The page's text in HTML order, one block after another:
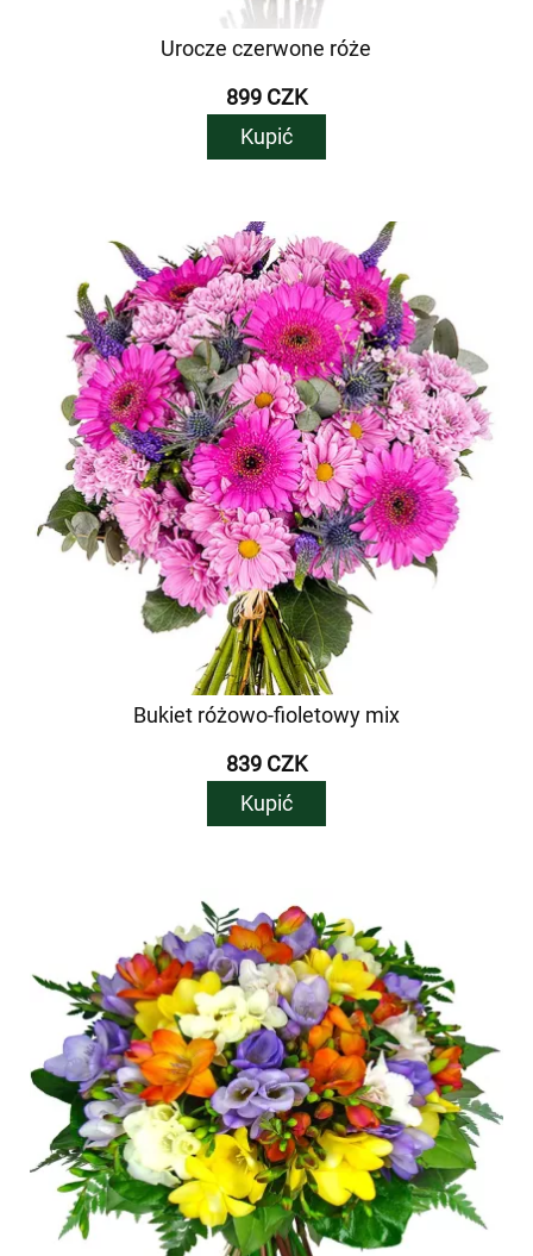
Urocze czerwone róże
899 CZK
Kupić
Bukiet różowo-fioletowy mix
839 CZK
Kupić